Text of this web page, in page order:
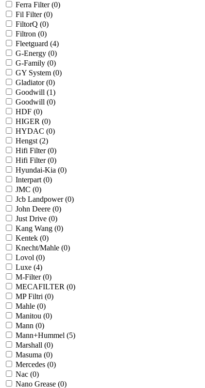
Ferra Filter (0)
Fil Filter (0)
FiltorQ (0)
Filtron (0)
Fleetguard (4)
G-Energy (0)
G-Family (0)
GY System (0)
Gladiator (0)
Goodwill (1)
Goodwill (0)
HDF (0)
HIGER (0)
HYDAC (0)
Hengst (2)
Hifi Filter (0)
Hifi Filter (0)
Hyundai-Kia (0)
Interpart (0)
JMC (0)
Jcb Landpower (0)
John Deere (0)
Just Drive (0)
Kang Wang (0)
Kentek (0)
Knecht/Mahle (0)
Lovol (0)
Luxe (4)
M-Filter (0)
MECAFILTER (0)
MP Filtri (0)
Mahle (0)
Manitou (0)
Mann (0)
Mann+Hummel (5)
Marshall (0)
Masuma (0)
Mercedes (0)
Nac (0)
Nano Grease (0)